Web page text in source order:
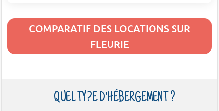
COMPARATIF DES LOCATIONS SUR
FLEURIE
QUEL TYPE D'HÉBERGEMENT ?